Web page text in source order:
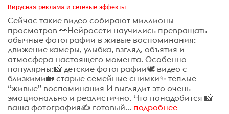
Вирусная реклама и сетевые эффекты
Сейчас такие видео собирают миллионы
просмотров 👀Нейросети научились превращать
обычные фотографии в живые воспоминания:
движение камеры, улыбка, взгляд, объятия и
атмосфера настоящего момента. Особенно
популярны:📸 детские фотографии🕊️ видео с
близкими🏡 старые семейные снимки✨ теплые
“живые” воспоминания И выглядит это очень
эмоционально и реалистично. Что понадобится 📸
ваша фотография✍️ готовый... подробнее